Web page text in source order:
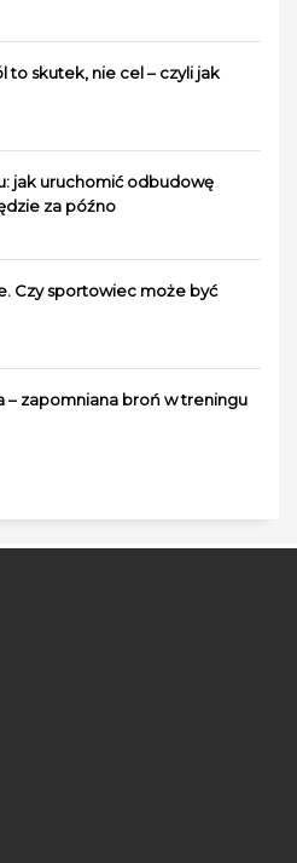
to skutek, nie cel – czyli jak
jak uruchomić odbudowę
za późno
Czy sportowiec może być
– zapomniana broń w treningu